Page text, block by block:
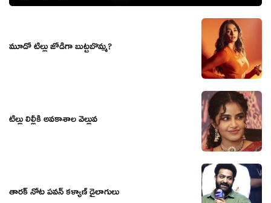
మూడో టిల్లు జోడిగా బుట్టబొమ్మ?
టిల్లు లిల్లీకి అవకాశాల వెల్లువ
తారక్ నోట పవన్ కళ్యాణ్ డైలాగులు